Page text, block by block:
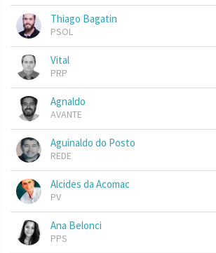
Thiago Bagatin
PSOL
Vital
PRP
Agnaldo
AVANTE
Aguinaldo do Posto
REDE
Alcides da Acomac
PV
Ana Belonci
PPS